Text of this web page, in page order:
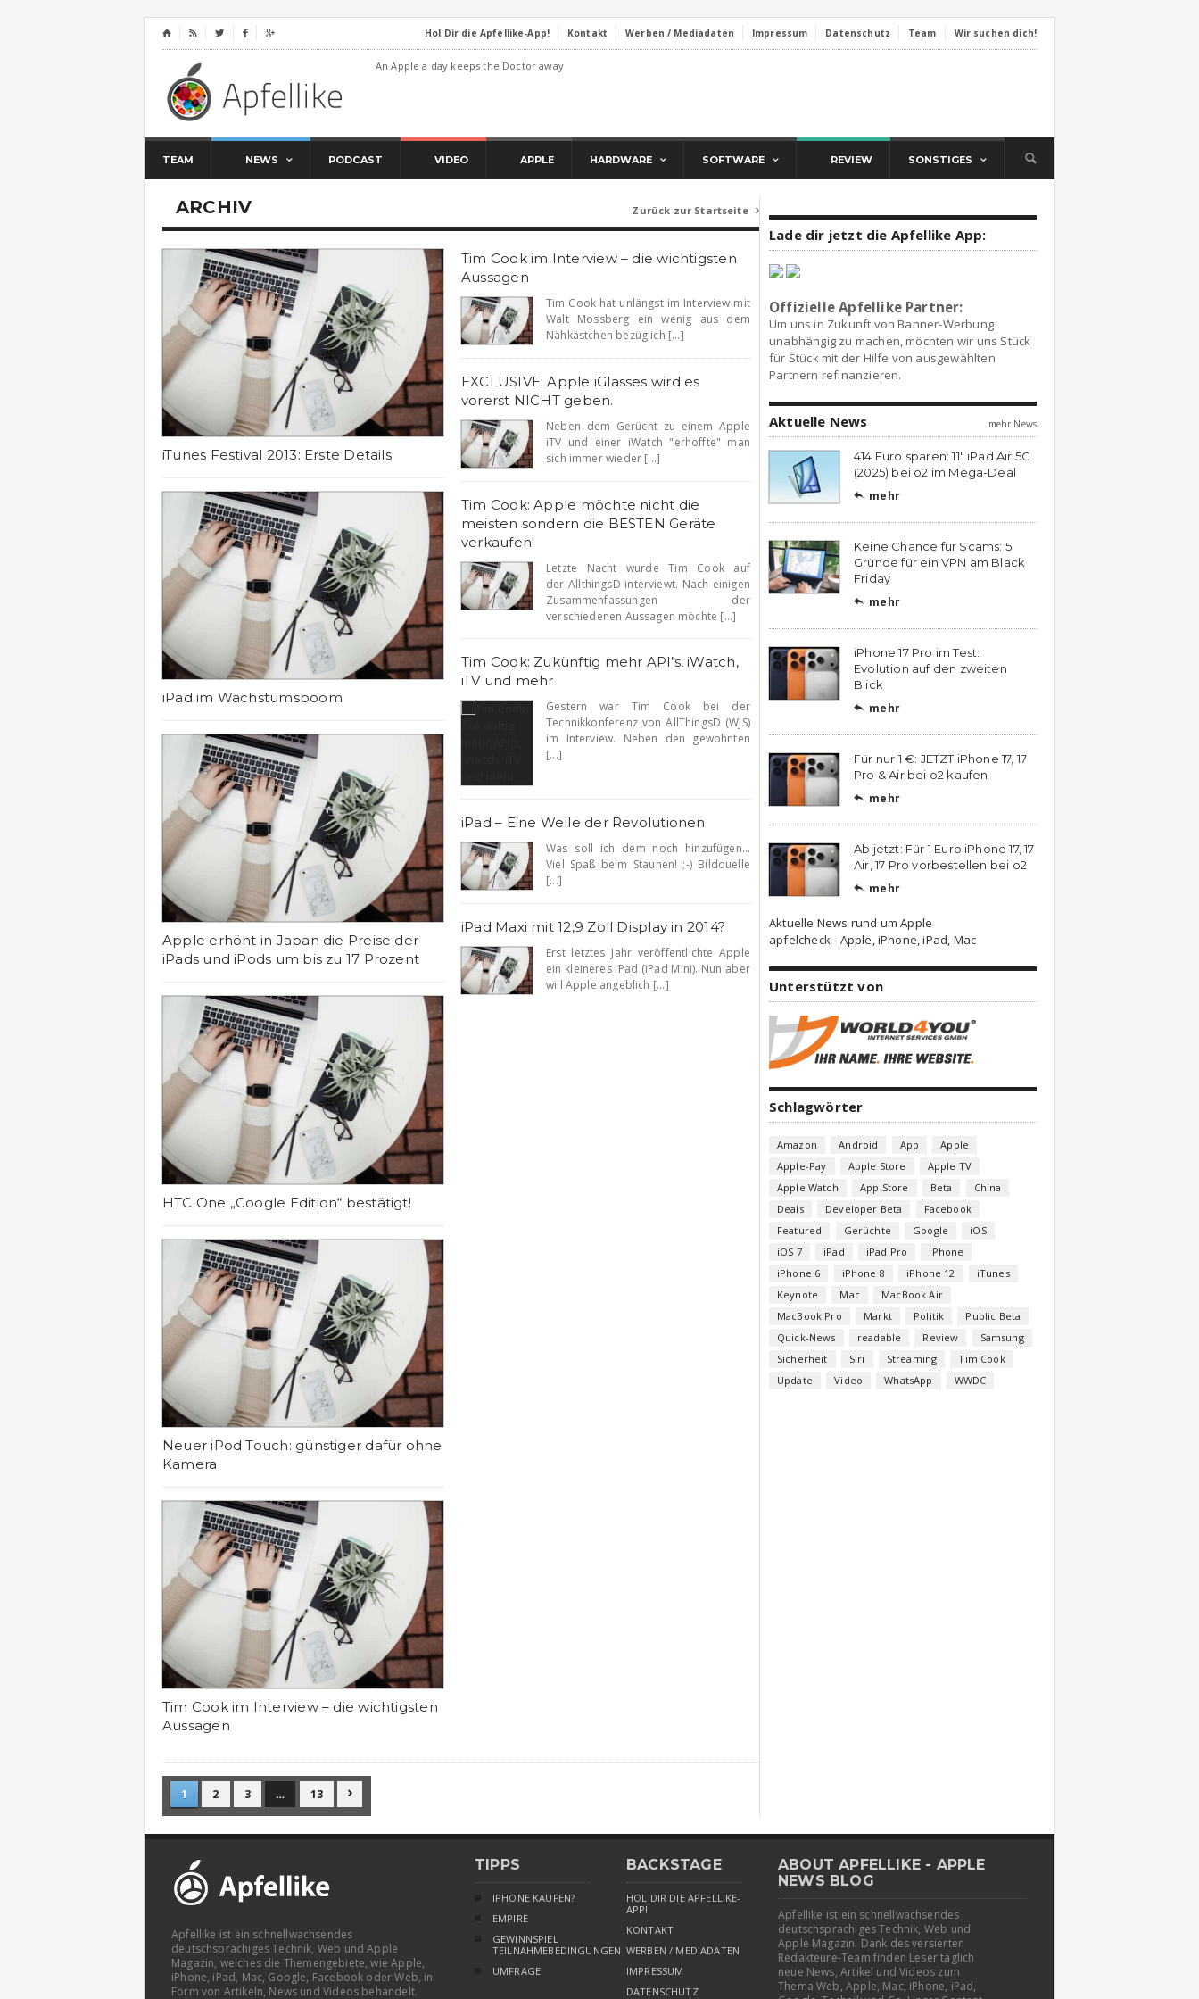
⌂     Hol Dir die Apfellike-App! Kontakt Werben / Mediadaten Impressum Datenschutz Team Wir suchen dich!
An Apple a day keeps the Doctor away
TEAM NEWS PODCAST VIDEO APPLE HARDWARE SOFTWARE REVIEW SONSTIGES
ARCHIV Zurück zur Startseite 
iTunes Festival 2013: Erste Details
iPad im Wachstumsboom
Apple erhöht in Japan die Preise der
iPads und iPods um bis zu 17 Prozent
HTC One „Google Edition“ bestätigt!
Neuer iPod Touch: günstiger dafür ohne
Kamera
Tim Cook im Interview – die wichtigsten
Aussagen
Tim Cook im Interview – die wichtigsten
Aussagen
Tim Cook hat unlängst im Interview mit
Walt Mossberg ein wenig aus dem
Nähkästchen bezüglich [...]
EXCLUSIVE: Apple iGlasses wird es
vorerst NICHT geben.
Neben dem Gerücht zu einem Apple
iTV und einer iWatch "erhoffte" man
sich immer wieder [...]
Tim Cook: Apple möchte nicht die
meisten sondern die BESTEN Geräte
verkaufen!
Letzte Nacht wurde Tim Cook auf
der AllthingsD interviewt. Nach einigen
Zusammenfassungen der
verschiedenen Aussagen möchte [...]
Tim Cook: Zukünftig mehr API’s, iWatch,
iTV und mehr
Gestern war Tim Cook bei der
Technikkonferenz von AllThingsD (WJS)
im Interview. Neben den gewohnten
[...]
iPad – Eine Welle der Revolutionen
Was soll ich dem noch hinzufügen…
Viel Spaß beim Staunen! ;-) Bildquelle
[...]
iPad Maxi mit 12,9 Zoll Display in 2014?
Erst letztes Jahr veröffentlichte Apple
ein kleineres iPad (iPad Mini). Nun aber
will Apple angeblich [...]
1 2 3 … 13 
Lade dir jetzt die Apfellike App:
Offizielle Apfellike Partner:
Um uns in Zukunft von Banner-Werbung
unabhängig zu machen, möchten wir uns Stück
für Stück mit der Hilfe von ausgewählten
Partnern refinanzieren.
Aktuelle News mehr News
414 Euro sparen: 11″ iPad Air 5G
(2025) bei o2 im Mega-Deal
 mehr
Keine Chance für Scams: 5
Gründe für ein VPN am Black
Friday
 mehr
iPhone 17 Pro im Test:
Evolution auf den zweiten
Blick
 mehr
Für nur 1 €: JETZT iPhone 17, 17
Pro & Air bei o2 kaufen
 mehr
Ab jetzt: Für 1 Euro iPhone 17, 17
Air, 17 Pro vorbestellen bei o2
 mehr
Aktuelle News rund um Apple
apfelcheck - Apple, iPhone, iPad, Mac
Unterstützt von
Schlagwörter
Amazon Android App
Apple
Apple-Pay
Apple Store
Apple TV
Apple Watch
App Store Beta
China
Deals
Developer Beta
Facebook
Featured
Gerüchte Google
iOS
iOS 7
iPad iPad Pro
iPhone
iPhone 6
iPhone 8 iPhone 12
iTunes
Keynote
Mac
MacBook Air
MacBook Pro
Markt Politik
Public Beta
Quick-News
readable Review
Samsung
Sicherheit
Siri Streaming
Tim Cook
Update
Video WhatsApp WWDC
Apfellike ist ein schnellwachsendes
deutschsprachiges Technik, Web und Apple
Magazin, welches die Themengebiete, wie Apple,
iPhone, iPad, Mac, Google, Facebook oder Web, in
Form von Artikeln, News und Videos behandelt.
TIPPS
IPHONE KAUFEN?
EMPIRE
GEWINNSPIEL
TEILNAHMEBEDINGUNGEN
UMFRAGE
BACKSTAGE
HOL DIR DIE APFELLIKE-
APP!
KONTAKT
WERBEN / MEDIADATEN
IMPRESSUM
DATENSCHUTZ
ABOUT APFELLIKE - APPLE
NEWS BLOG
Apfellike ist ein schnellwachsendes
deutschsprachiges Technik, Web und
Apple Magazin. Dank des versierten
Redakteure-Team finden Leser täglich
neue News, Artikel und Videos zum
Thema Web, Apple, Mac, iPhone, iPad,